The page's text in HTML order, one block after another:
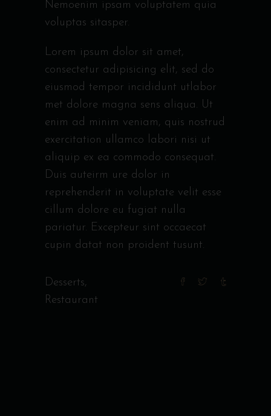
Nemoenim ipsam voluptatem quia
voluptas sitasper.
Lorem ipsum dolor sit amet,
consectetur adipisicing elit, sed do
eiusmod tempor incididunt utlabor
met dolore magna sens aliqua. Ut
enim ad minim veniam, quis nostrud
exercitation ullamco labori nisi ut
aliquip ex ea commodo consequat.
Duis auteirm ure dolor in
reprehenderit in voluptate velit esse
cillum dolore eu fugiat nulla
pariatur. Excepteur sint occaecat
cupin datat non proident tusunt.
Desserts,
Restaurant